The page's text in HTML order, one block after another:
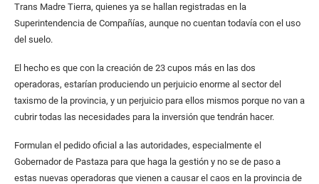
Trans Madre Tierra, quienes ya se hallan registradas en la
Superintendencia de Compañías, aunque no cuentan todavía con el uso
del suelo.
El hecho es que con la creación de 23 cupos más en las dos
operadoras, estarían produciendo un perjuicio enorme al sector del
taxismo de la provincia, y un perjuicio para ellos mismos porque no van a
cubrir todas las necesidades para la inversión que tendrán hacer.
Formulan el pedido oficial a las autoridades, especialmente el
Gobernador de Pastaza para que haga la gestión y no se de paso a
estas nuevas operadoras que vienen a causar el caos en la provincia de